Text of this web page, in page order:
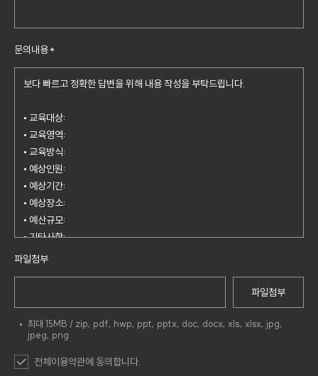
문의내용*
파일첨부
파일첨부
최대 15MB / zip, pdf, hwp, ppt, pptx, doc, docx, xls, xlsx, jpg,
jpeg, png
전체이용약관에 동의합니다.